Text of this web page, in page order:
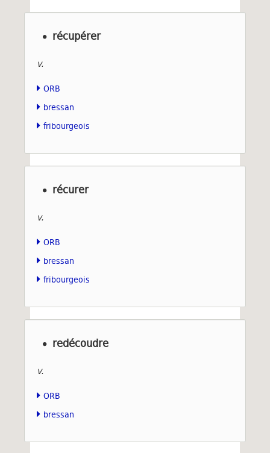
récupérer
v.
ORB
bressan
fribourgeois
récurer
v.
ORB
bressan
fribourgeois
redécoudre
v.
ORB
bressan